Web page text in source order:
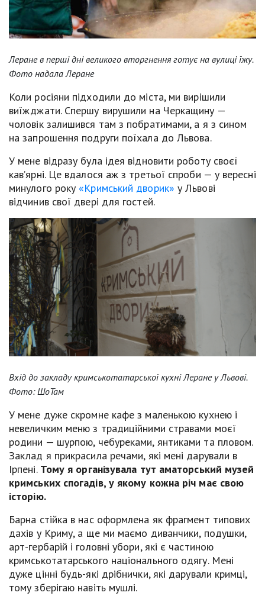
Леране в перші дні великого вторгнення готує на вулиці їжу.
Фото надала Леране
Коли росіяни підходили до міста, ми вирішили
виїжджати. Спершу вирушили на Черкащину —
чоловік залишився там з побратимами, а я з сином
на запрошення подруги поїхала до Львова.
У мене відразу була ідея відновити роботу своєї
кавʼярні. Це вдалося аж з третьої спроби — у вересні
минулого року«Кримський дворик» у Львові
відчинив свої двері для гостей.
Вхід до закладу кримськотатарської кухні Леране у Львові.
Фото: ШоТам
У мене дуже скромне кафе з маленькою кухнею і
невеличким меню з традиційними стравами моєї
родини — шурпою, чебуреками, янтиками та пловом.
Заклад я прикрасила речами, які мені дарували в
Ірпені. Тому я організувала тут аматорський музей
кримських спогадів, у якому кожна річ має свою
історію.
Барна стійка в нас оформлена як фрагмент типових
дахів у Криму, а ще ми маємо диванчики, подушки,
арт-гербарій і головні убори, які є частиною
кримськотатарського національного одягу. Мені
дуже цінні будь-які дрібнички, які дарували кримці,
тому зберігаю навіть мушлі.